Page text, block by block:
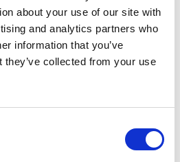
about your use of our site with
and analytics partners who
information that you’ve
they’ve collected from your use